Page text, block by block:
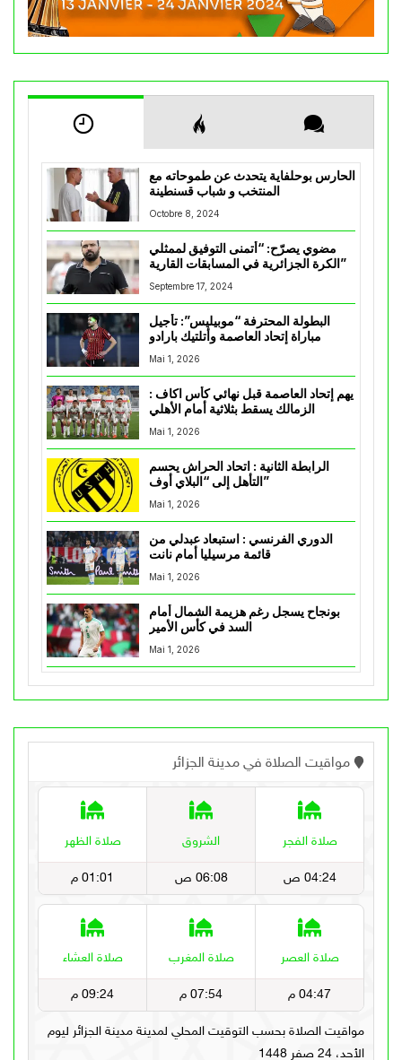
الحارس بوحلفاية يتحدث عن طموحاته مع
المنتخب و شباب قسنطينة
Octobre 8, 2024
مضوي يصرّح: “أتمنى التوفيق لممثلي
الكرة الجزائرية في المسابقات القارية”
Septembre 17, 2024
البطولة المحترفة “موبيليس”: تأجيل
مباراة إتحاد العاصمة وأتلتيك بارادو
Mai 1, 2026
يهم إتحاد العاصمة قبل نهائي كأس اكاف :
Mai 1, 2026
الرابطة الثانية : اتحاد الحراش يحسم
التأهل إلى “البلاي أوف”
Mai 1, 2026
الدوري الفرنسي : استبعاد عبدلي من
قائمة مرسيليا أمام نانت
Mai 1, 2026
بونجاح يسجل رغم هزيمة الشمال أمام
السد في كأس الأمير
Mai 1, 2026